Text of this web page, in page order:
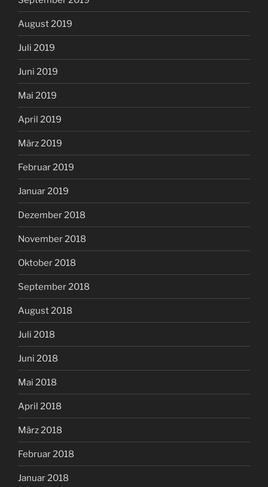
August 2019
Juli 2019
Juni 2019
Mai 2019
April 2019
März 2019
Februar 2019
Januar 2019
Dezember 2018
November 2018
Oktober 2018
September 2018
August 2018
Juli 2018
Juni 2018
Mai 2018
April 2018
März 2018
Februar 2018
Januar 2018